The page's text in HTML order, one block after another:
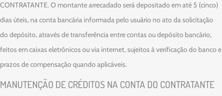
CONTRATANTE. O montante arrecadado será depositado em até 5 (cinco)
dias úteis, na conta bancária informada pelo usuário no ato da solicitação
do depósito, através de transferência entre contas ou depósito bancário,
feitos em caixas eletrônicos ou via internet, sujeitos à verificação do banco e
prazos de compensação quando aplicáveis.
MANUTENÇÃO DE CRÉDITOS NA CONTA DO CONTRATANTE